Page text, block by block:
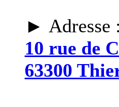
► Adresse
10 rue de
63300